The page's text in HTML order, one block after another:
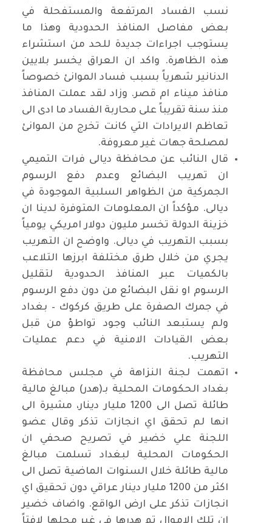
نسب الفساد المرتفعة والمستفحلة في
بعض مفاصل المنافذ الحدودية وهذا ما
يستوجب اجراءات جديدة للحد من استشراء
هذه الظاهرة. واكد ان العراق يخسر بلايين
الدنانير شهرياً بسبب فساد الموانئ خصوصاً
منافذ ميناء ام قصر. وزاد لقد عملت المنافذ
منذ سنة تقريباً على محاربة الفساد ما ادى الى
تعاظم الايرادات التي كانت تخرج من الموانئ
لمصلحة جهات غير معروفة.
قال النائب عن محافظة ديالى فرات التميمي
ان تهريب البضائع وعدم دفع الرسوم
الجمركية من الظواهر السلبية الموجودة في
ديالى. مؤكداً ان المعلومات المتوفرة لدينا ان
خزينة الدولة تخسر مليون دولار امريكي يومياً
بسبب التهريب في ديالى. واوضح ان التهريب
يجري من خلال طرق مختلفة ابرزها التلاعب
بالكميات عبر المنافذ الحدودية لتقليل
الرسوم او نقل البضائع من دون دفع الرسوم
في جمرك الصفرة على طريق كركوك – بغداد
ولم يستبعد النائب وجود تواطؤ من قبل
بعض القيادات الامنية في دعم عمليات
التهريب.
اتهمت لجنة النزاهة في مجلس محافظة
بغداد الحكومات المحلية بـ(هدر) مبالغ مالية
طائلة تصل الى 1200 مليار دينار، مشيرة الى
انها لم تحقق اي انجازات تذكر وقال عضو
اللجنة علي خضير في تصريح صحفي ان
الحكومات المحلية لبغداد تسلمت مبالغ
مالية طائلة خلال السنوات الماضية تصل الى
اكثر من 1200 مليار دينار عراقي دون تحقيق اي
انجازات تذكر على ارض الواقع. واضاف خضير